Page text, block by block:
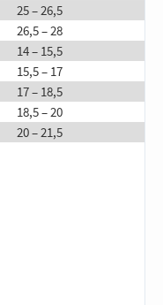
25 – 26,5
26,5 – 28
14 – 15,5
15,5 – 17
17 – 18,5
18,5 – 20
20 – 21,5